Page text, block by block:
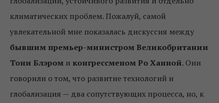
климатических проблем. Пожалуй, самой
увлекательной мне показалась дискуссия между
бывшим премьер-министром Великобритании
Тони Блэром и конгрессменом Ро Ханной. Они
говорили о том, что развитие технологий и
глобализация — два сопутствующих процесса, но, к